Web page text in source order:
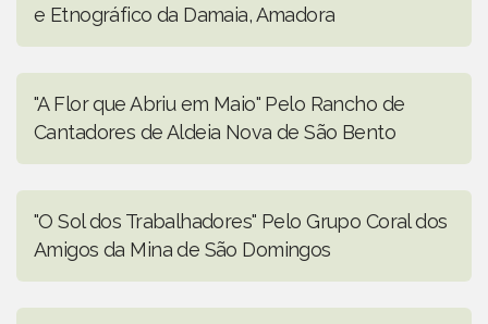
e Etnográfico da Damaia, Amadora
"A Flor que Abriu em Maio" Pelo Rancho de
Cantadores de Aldeia Nova de São Bento
"O Sol dos Trabalhadores" Pelo Grupo Coral dos
Amigos da Mina de São Domingos